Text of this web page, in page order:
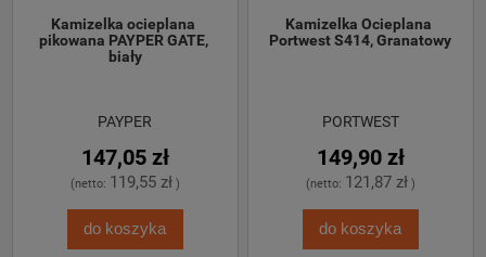
Kamizelka ocieplana
pikowana PAYPER GATE,
biały
PAYPER
147,05 zł
(netto: 119,55 zł)
do koszyka
Kamizelka Ocieplana
Portwest S414, Granatowy
PORTWEST
149,90 zł
(netto: 121,87 zł)
do koszyka